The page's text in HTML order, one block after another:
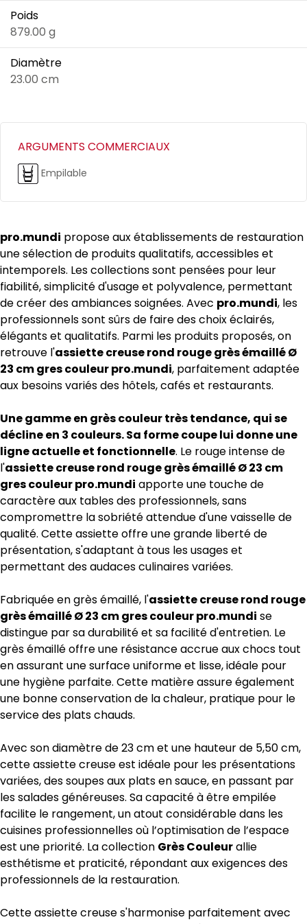
Poids
879.00 g
Diamètre
23.00 cm
ARGUMENTS COMMERCIAUX
Empilable
pro.mundi propose aux établissements de restauration
une sélection de produits qualitatifs, accessibles et
intemporels. Les collections sont pensées pour leur
fiabilité, simplicité d'usage et polyvalence, permettant
de créer des ambiances soignées. Avec pro.mundi, les
professionnels sont sûrs de faire des choix éclairés,
élégants et qualitatifs. Parmi les produits proposés, on
retrouve l'assiette creuse rond rouge grès émaillé Ø
23 cm gres couleur pro.mundi, parfaitement adaptée
aux besoins variés des hôtels, cafés et restaurants.
Une gamme en grès couleur très tendance, qui se
décline en 3 couleurs. Sa forme coupe lui donne une
ligne actuelle et fonctionnelle. Le rouge intense de
l'assiette creuse rond rouge grès émaillé Ø 23 cm
gres couleur pro.mundi apporte une touche de
caractère aux tables des professionnels, sans
compromettre la sobriété attendue d'une vaisselle de
qualité. Cette assiette offre une grande liberté de
présentation, s'adaptant à tous les usages et
permettant des audaces culinaires variées.
Fabriquée en grès émaillé, l'assiette creuse rond rouge
grès émaillé Ø 23 cm gres couleur pro.mundi se
distingue par sa durabilité et sa facilité d'entretien. Le
grès émaillé offre une résistance accrue aux chocs tout
en assurant une surface uniforme et lisse, idéale pour
une hygiène parfaite. Cette matière assure également
une bonne conservation de la chaleur, pratique pour le
service des plats chauds.
Avec son diamètre de 23 cm et une hauteur de 5,50 cm,
cette assiette creuse est idéale pour les présentations
variées, des soupes aux plats en sauce, en passant par
les salades généreuses. Sa capacité à être empilée
facilite le rangement, un atout considérable dans les
cuisines professionnelles où l’optimisation de l’espace
est une priorité. La collection Grès Couleurallie
esthétisme et praticité, répondant aux exigences des
professionnels de la restauration.
Cette assiette creuse s'harmonise parfaitement avec